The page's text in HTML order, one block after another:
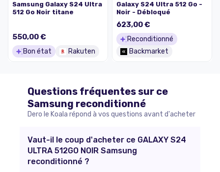
Samsung Galaxy S24 Ultra
512 Go Noir titane
550,00 €
Bon état Rakuten
Galaxy S24 Ultra 512 Go -
Noir - Débloqué
623,00 €
Reconditionné
Backmarket
Questions fréquentes sur ce
Samsung reconditionné
Dero le Koala répond à vos questions avant d'acheter
Vaut-il le coup d'acheter ce GALAXY S24
ULTRA 512GO NOIR Samsung
reconditionné ?